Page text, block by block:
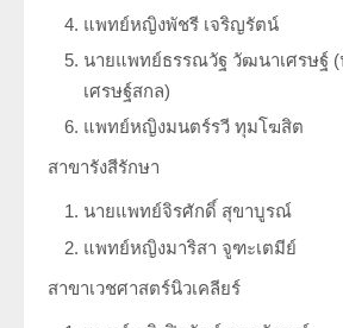
ประวัตินักฟิสิกส์การแพทย์
แพทย์หญิงพัชรี เจริญรัตน์
นายแพทย์ธรรณวัฐ วัฒนาเศรษฐ์
เศรษฐ์สกล)
แพทย์หญิงมนตร์รวี ทุมโฆสิต
สาขารังสีรักษา
นายแพทย์จิรศักดิ์ สุขาบูรณ์
แพทย์หญิงมาริสา จูฑะเตมีย์
สาขาเวชศาสตร์นิวเคลียร์